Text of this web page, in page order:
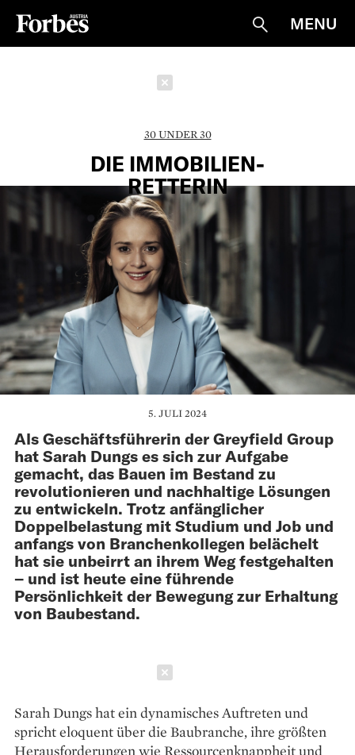
Suche
MENU
30 UNDER 30
DIE IMMOBILIEN-
RETTERIN
5. JULI 2024
Als Geschäftsführerin der Greyfield Group
hat Sarah Dungs es sich zur Aufgabe
gemacht, das Bauen im Bestand zu
revolutionieren und nachhaltige Lösungen
zu entwickeln. Trotz anfänglicher
Doppelbelastung mit Studium und Job und
anfangs von Branchenkollegen belächelt
hat sie unbeirrt an ihrem Weg festgehalten
– und ist heute eine führende
Persönlichkeit der Bewegung zur Erhaltung
von Baubestand.
Sarah Dungs hat ein dynamisches Auftreten und
spricht eloquent über die Baubranche, ihre größ­ten
Herausforderungen wie Ressourcen­knappheit und